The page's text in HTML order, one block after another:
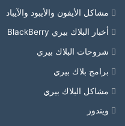
مشاكل الأيفون والأيبود والآيباد
أخبار البلاك بيري BlackBerry
شروحات البلاك بيري
برامج بلاك بيري
مشاكل البلاك بيري
ويندوز